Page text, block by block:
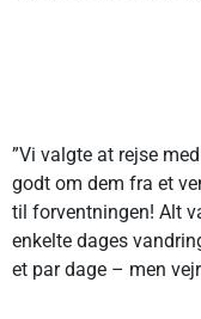
”Vi valgte at rejse
godt om dem fra et
til forventningen! Alt
enkelte dages
et par dage – men